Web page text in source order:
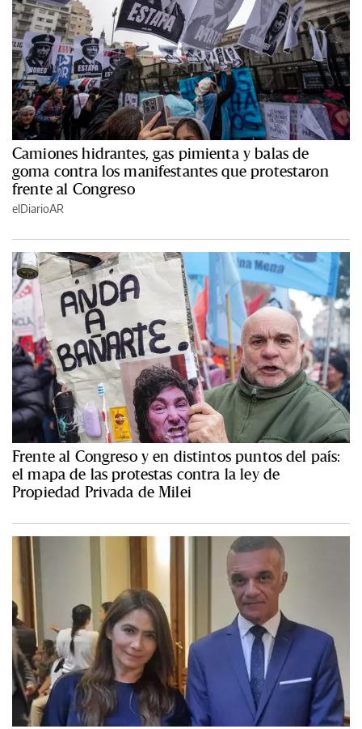
Camiones hidrantes, gas pimienta y balas de
goma contra los manifestantes que protestaron
frente al Congreso
elDiarioAR
Frente al Congreso y en distintos puntos del país:
el mapa de las protestas contra la ley de
Propiedad Privada de Milei